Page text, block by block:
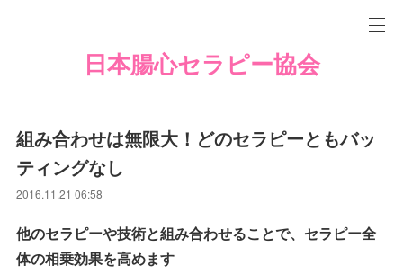
日本腸心セラピー協会
組み合わせは無限大！どのセラピーともバッ
ティングなし
2016.11.21 06:58
他のセラピーや技術と組み合わせることで、セラピー全
体の相乗効果を高めます